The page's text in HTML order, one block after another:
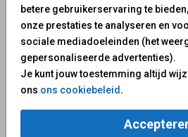
betere gebruikerservaring te
onze prestaties te analyseren en
sociale mediadoeleinden (het
gepersonaliseerde advertenties).
Je kunt jouw toestemming altijd
ons ons cookiebeleid.